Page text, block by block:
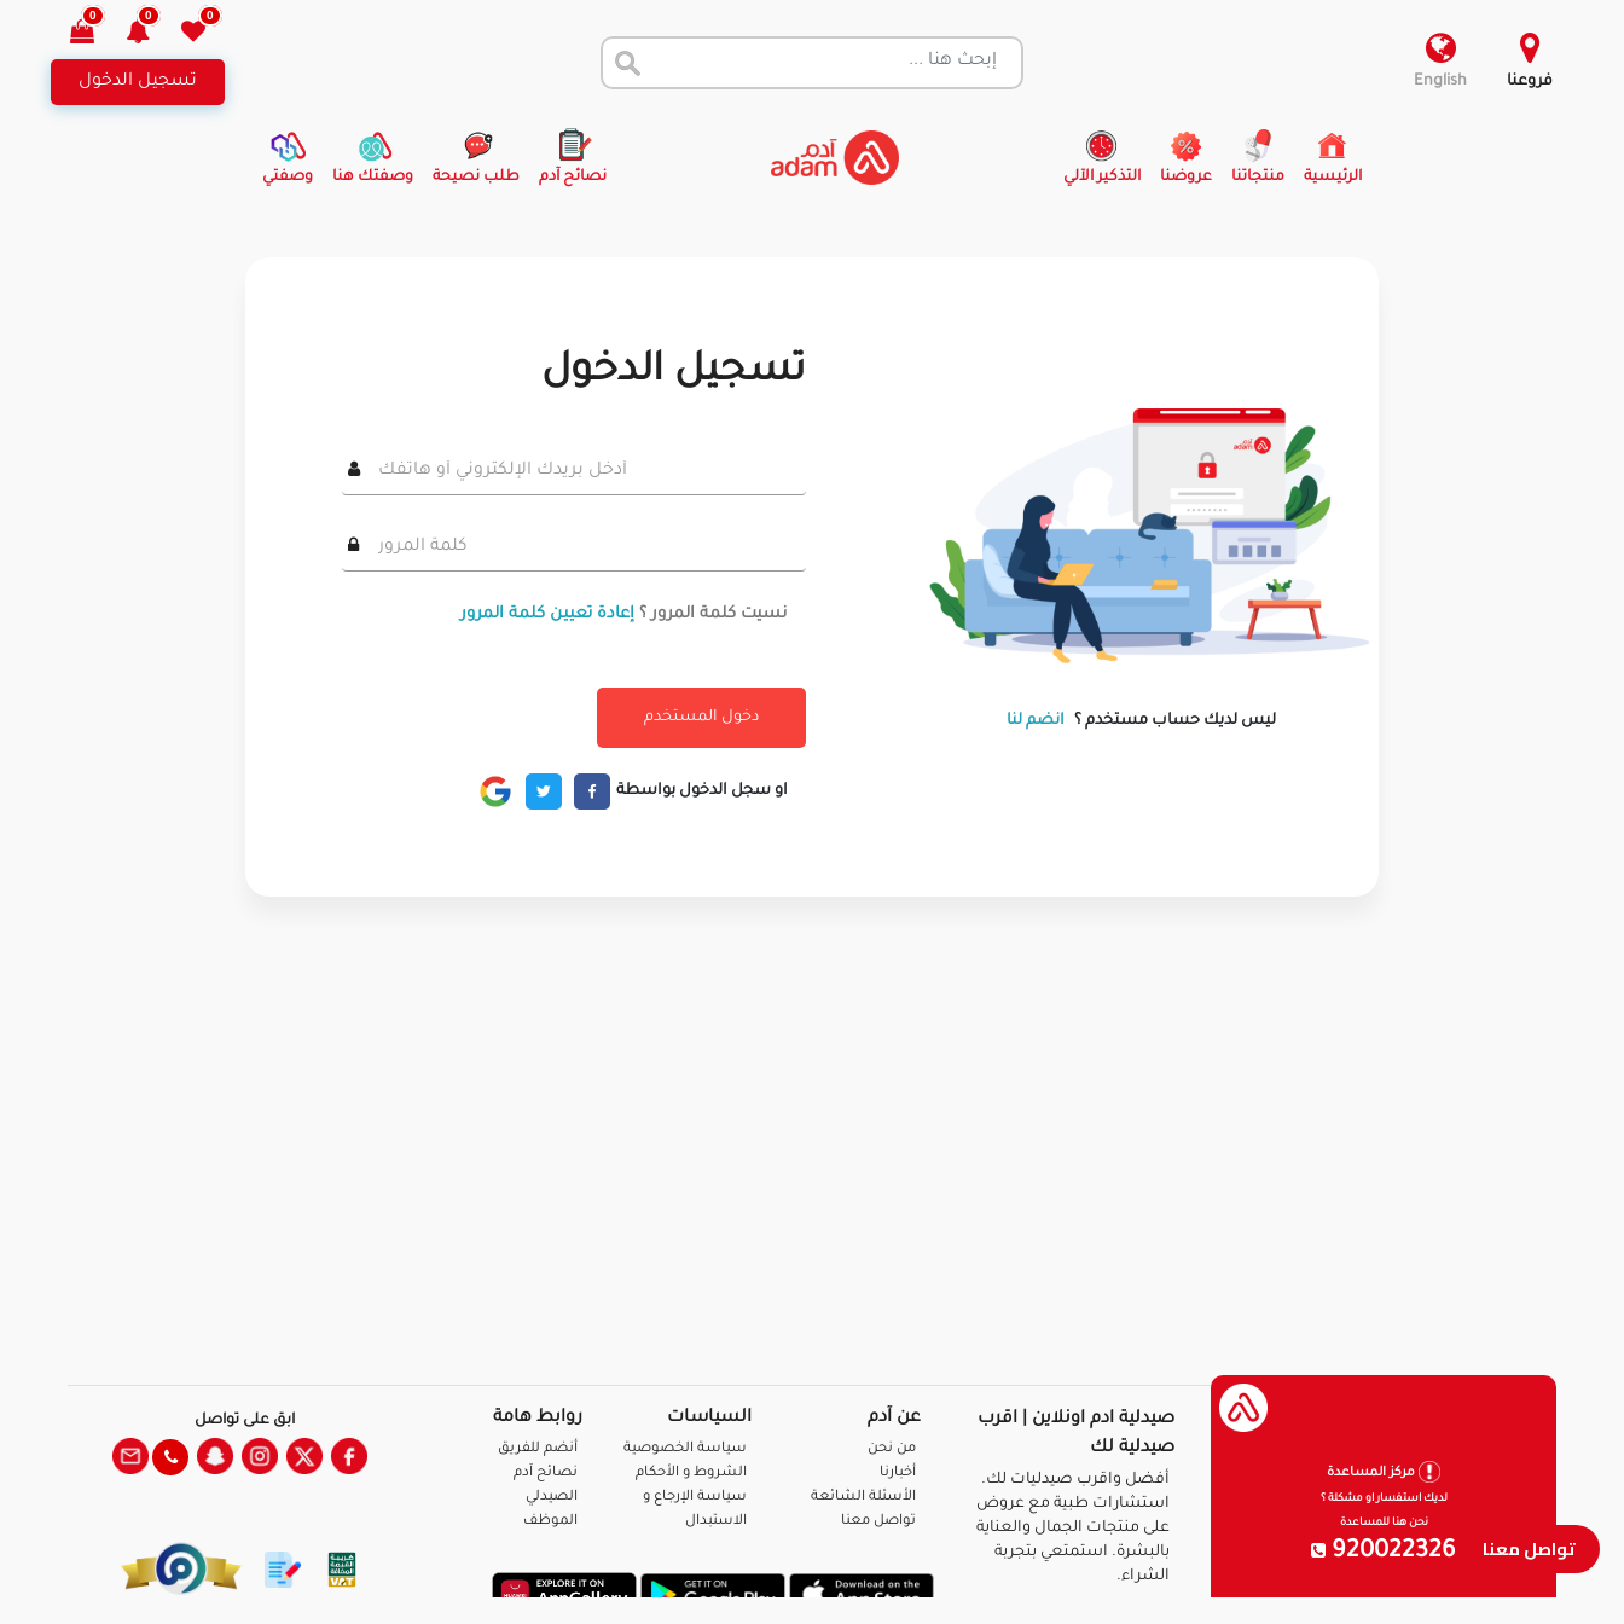
فروعنا English
0
0
0
تسجيل الدخول
الرئيسية
(current) منتجاتنا عروضنا التذكير الآلي نصائح آدم طلب نصيحة وصفتك هنا وصفتي
ليس لديك حساب مستخدم ؟ انضم لنا
تسجيل الدخول
نسيت كلمة المرور ؟ إعادة تعيين كلمة المرور
او سجل الدخول بواسطة
تواصل معنا
مركز المساعدة
لديك استفسار او مشكلة ؟
نحن هنا للمساعدة
920022326
صيدلية ادم اونلاين | اقرب
صيدلية لك
أفضل واقرب صيدليات لك.
استشارات طبية مع عروض
على منتجات الجمال والعناية
بالبشرة. استمتعي بتجربة
الشراء.
عن آدم
من نحن
أخبارنا
الأسئلة الشائعة
تواصل معنا
السياسات
سياسة الخصوصية
الشروط و الأحكام
سياسة الإرجاع و
الاستبدال
روابط هامة
أنضم للفريق
نصائح آدم
الصيدلي
الموظف
ابق على تواصل